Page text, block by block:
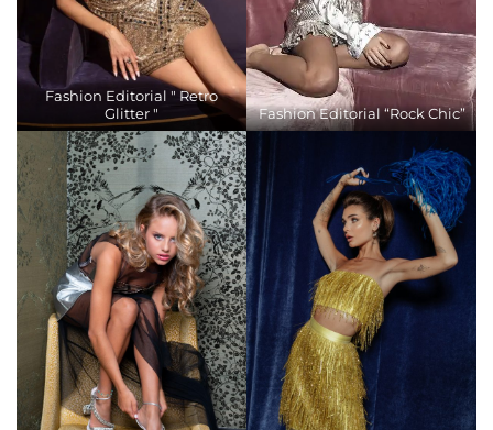
Fashion Editorial " Retro
Glitter "
Fashion Editorial “Rock Chic”